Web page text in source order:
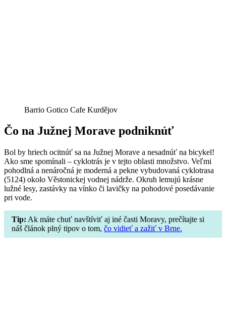
Barrio Gotico Cafe Kurdějov
Čo na Južnej Morave podniknúť
Bol by hriech ocitnúť sa na Južnej Morave a nesadnúť na bicykel!
Ako sme spomínali – cyklotrás je v tejto oblasti množstvo. Veľmi
pohodlná a nenáročná je moderná a pekne vybudovaná cyklotrasa
(5124) okolo Věstonickej vodnej nádrže. Okruh lemujú krásne
lužné lesy, zastávky na vínko či lavičky na pohodové posedávanie
pri vode.
Tip: Ak máte chuť navštíviť aj iné časti Moravy, prečítajte si
náš článok plný tipov o tom, čo vidieť a zažiť v Brne.